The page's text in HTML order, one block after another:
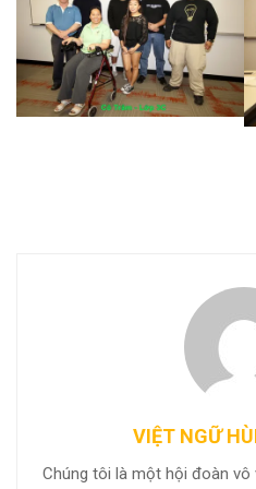
VIỆT NGỮ
Chúng tôi là một hội đoàn